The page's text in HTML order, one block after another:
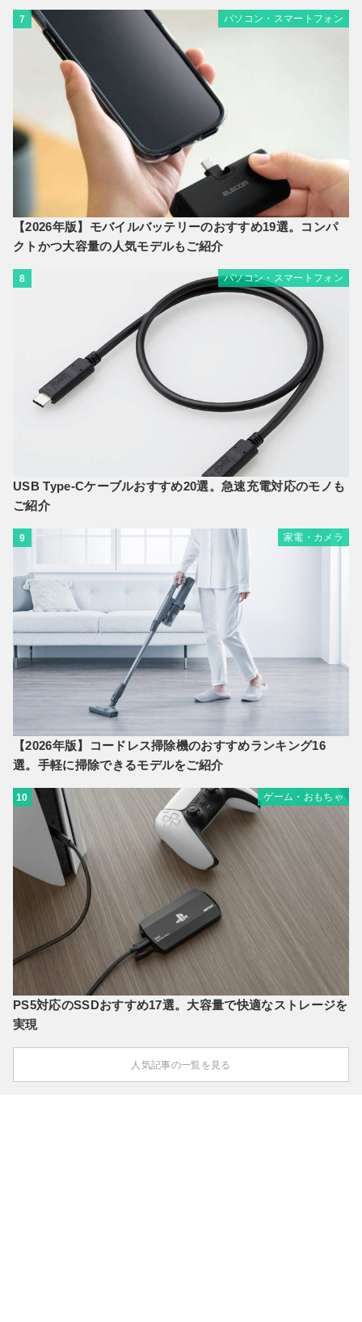
7 パソコン・スマートフォン
【2026年版】モバイルバッテリーのおすすめ19選。コンパ
クトかつ大容量の人気モデルもご紹介
8 パソコン・スマートフォン
USB Type-Cケーブルおすすめ20選。急速充電対応のモノも
ご紹介
9 家電・カメラ
【2026年版】コードレス掃除機のおすすめランキング16
選。手軽に掃除できるモデルをご紹介
10 ゲーム・おもちゃ
PS5対応のSSDおすすめ17選。大容量で快適なストレージを
実現
人気記事の一覧を見る